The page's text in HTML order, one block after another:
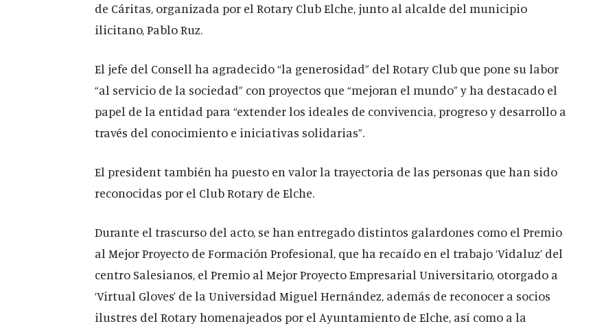
de Cáritas, organizada por el Rotary Club Elche, junto al alcalde del municipio
ilicitano, Pablo Ruz.
El jefe del Consell ha agradecido “la generosidad” del Rotary Club que pone su labor
“al servicio de la sociedad” con proyectos que “mejoran el mundo” y ha destacado el
papel de la entidad para “extender los ideales de convivencia, progreso y desarrollo a
través del conocimiento e iniciativas solidarias”.
El president también ha puesto en valor la trayectoria de las personas que han sido
reconocidas por el Club Rotary de Elche.
Durante el trascurso del acto, se han entregado distintos galardones como el Premio
al Mejor Proyecto de Formación Profesional, que ha recaído en el trabajo ‘Vidaluz’ del
centro Salesianos, el Premio al Mejor Proyecto Empresarial Universitario, otorgado a
‘Virtual Gloves’ de la Universidad Miguel Hernández, además de reconocer a socios
ilustres del Rotary homenajeados por el Ayuntamiento de Elche, así como a la